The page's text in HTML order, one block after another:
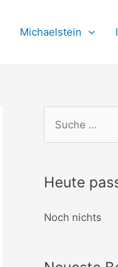
Michaelstein
h
n
a
Heute
Noch nichts